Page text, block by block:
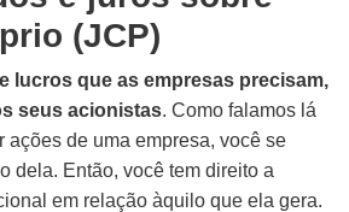
(JCP)
lucros que as empresas precisam,
seus acionistas. Como falamos lá
ações de uma empresa, você se
dela. Então, você tem direito a
em relação àquilo que ela gera.